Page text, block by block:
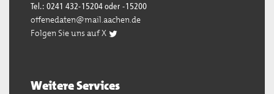
Tel.: 0241 432-15204 oder -15200
offenedaten@mail.aachen.de
Folgen Sie uns auf X
Weitere Services